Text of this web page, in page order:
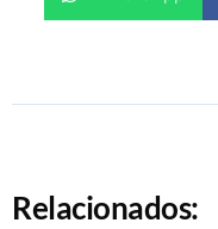
Relacionados: